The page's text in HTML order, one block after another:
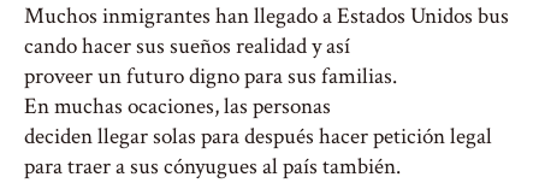
Muchos inmigrantes hanllegadoaEstados Unidos bus
candohacersus sueños realidady así
proveerunfuturodignopara sus familias.
Enmuchas ocaciones, las personas
decidenllegarsolas paradespués hacerpeticiónlegal
paratraera sus cónyugues alpaís también.